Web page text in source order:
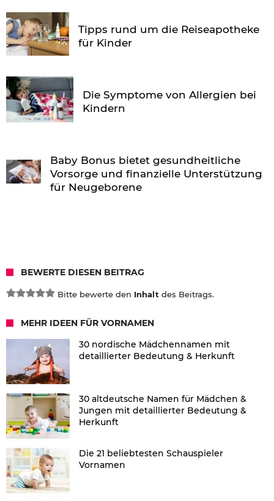
Tipps rund um die Reiseapotheke
für Kinder
Die Symptome von Allergien bei
Kindern
Baby Bonus bietet gesundheitliche
Vorsorge und finanzielle Unterstützung
für Neugeborene
BEWERTE DIESEN BEITRAG
Bitte bewerte den Inhalt des Beitrags.
MEHR IDEEN FÜR VORNAMEN
30 nordische Mädchennamen mit
detaillierter Bedeutung & Herkunft
30 altdeutsche Namen für Mädchen &
Jungen mit detaillierter Bedeutung &
Herkunft
Die 21 beliebtesten Schauspieler
Vornamen